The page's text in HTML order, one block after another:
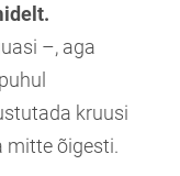
–, aga
kruusi
mitte õigesti.